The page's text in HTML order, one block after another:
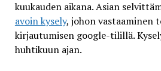
kuukauden aikana. Asian
avoin kysely, johon vastaaminen
kirjautumisen google-tilillä.
huhtikuun ajan.